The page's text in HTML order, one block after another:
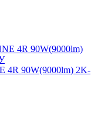
4R 90W(9000lm) 2K-